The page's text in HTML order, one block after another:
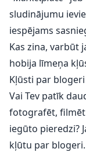
sludinājumu
iespējams
Kas zina, varbūt
hobija līmeņa
Kļūsti par blogeri
Vai Tev patīk
fotografēt, filmēt
iegūto pieredzi?
kļūtu par